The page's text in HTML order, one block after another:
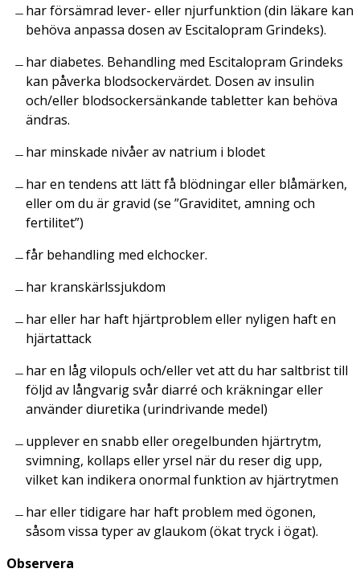
har försämrad lever- eller njurfunktion (din läkare kan
behöva anpassa dosen av Escitalopram Grindeks).
har diabetes. Behandling med Escitalopram Grindeks
kan påverka blodsockervärdet. Dosen av insulin
och/eller blodsockersänkande tabletter kan behöva
ändras.
har minskade nivåer av natrium i blodet
har en tendens att lätt få blödningar eller blåmärken,
eller om du är gravid (se ”Graviditet, amning och
fertilitet”)
får behandling med elchocker.
har kranskärlssjukdom
har eller har haft hjärtproblem eller nyligen haft en
hjärtattack
har en låg vilopuls och/eller vet att du har saltbrist till
följd av långvarig svår diarré och kräkningar eller
använder diuretika (urindrivande medel)
upplever en snabb eller oregelbunden hjärtrytm,
svimning, kollaps eller yrsel när du reser dig upp,
vilket kan indikera onormal funktion av hjärtrytmen
har eller tidigare har haft problem med ögonen,
såsom vissa typer av glaukom (ökat tryck i ögat).
Observera